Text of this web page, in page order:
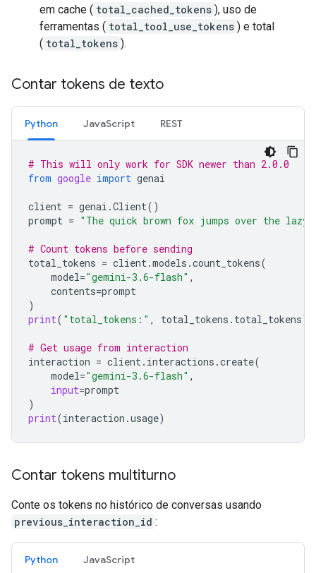
em cache ( total_cached_tokens ), uso de
ferramentas ( total_tool_use_tokens ) e total
( total_tokens ).
Contar tokens de texto
Python JavaScript REST
# This will only work for SDK newer than 2.0.0
from google import genai
client = genai .Client()
prompt = "The quick brown fox jumps over the lazy
# Count tokens before sending
total_tokens = client.models .count_tokens(
model="gemini-3.6-flash" ,
contents=prompt
)
print( "total_tokens:" , total_tokens . total_tokens)
# Get usage from interaction
interaction = client. interactions .create(
model="gemini-3.6-flash" ,
input=prompt
)
print(interaction .usage)
Contar tokens multiturno
Conte os tokens no histórico de conversas usando
previous_interaction_id :
Python JavaScript